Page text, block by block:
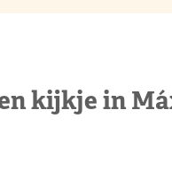
kijkje in